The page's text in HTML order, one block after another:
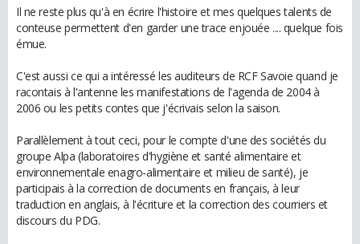
Il ne reste plus qu'à en écrire l'histoire et mes quelques talents de
conteuse permettent d'en garder une trace enjouée .... quelque fois
émue.
C'est aussi ce qui a intéressé les auditeurs de RCF Savoie quand je
racontais à l'antenne les manifestations de l'agenda de 2004 à
2006 ou les petits contes que j'écrivais selon la saison.
Parallèlement à tout ceci, pour le compte d'une des sociétés du
groupe Alpa (laboratoires d'hygiène et santé alimentaire et
environnementale enagro-alimentaire et milieu de santé), je
participais à la correction de documents en français, à leur
traduction en anglais, à l'écriture et la correction des courriers et
discours du PDG.